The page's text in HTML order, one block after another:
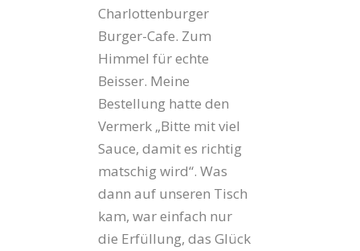
Charlottenburger
Burger-Cafe. Zum
Himmel für echte
Beisser. Meine
Bestellung hatte den
Vermerk „Bitte mit viel
Sauce, damit es richtig
matschig wird“. Was
dann auf unseren Tisch
kam, war einfach nur
die Erfüllung, das Glück